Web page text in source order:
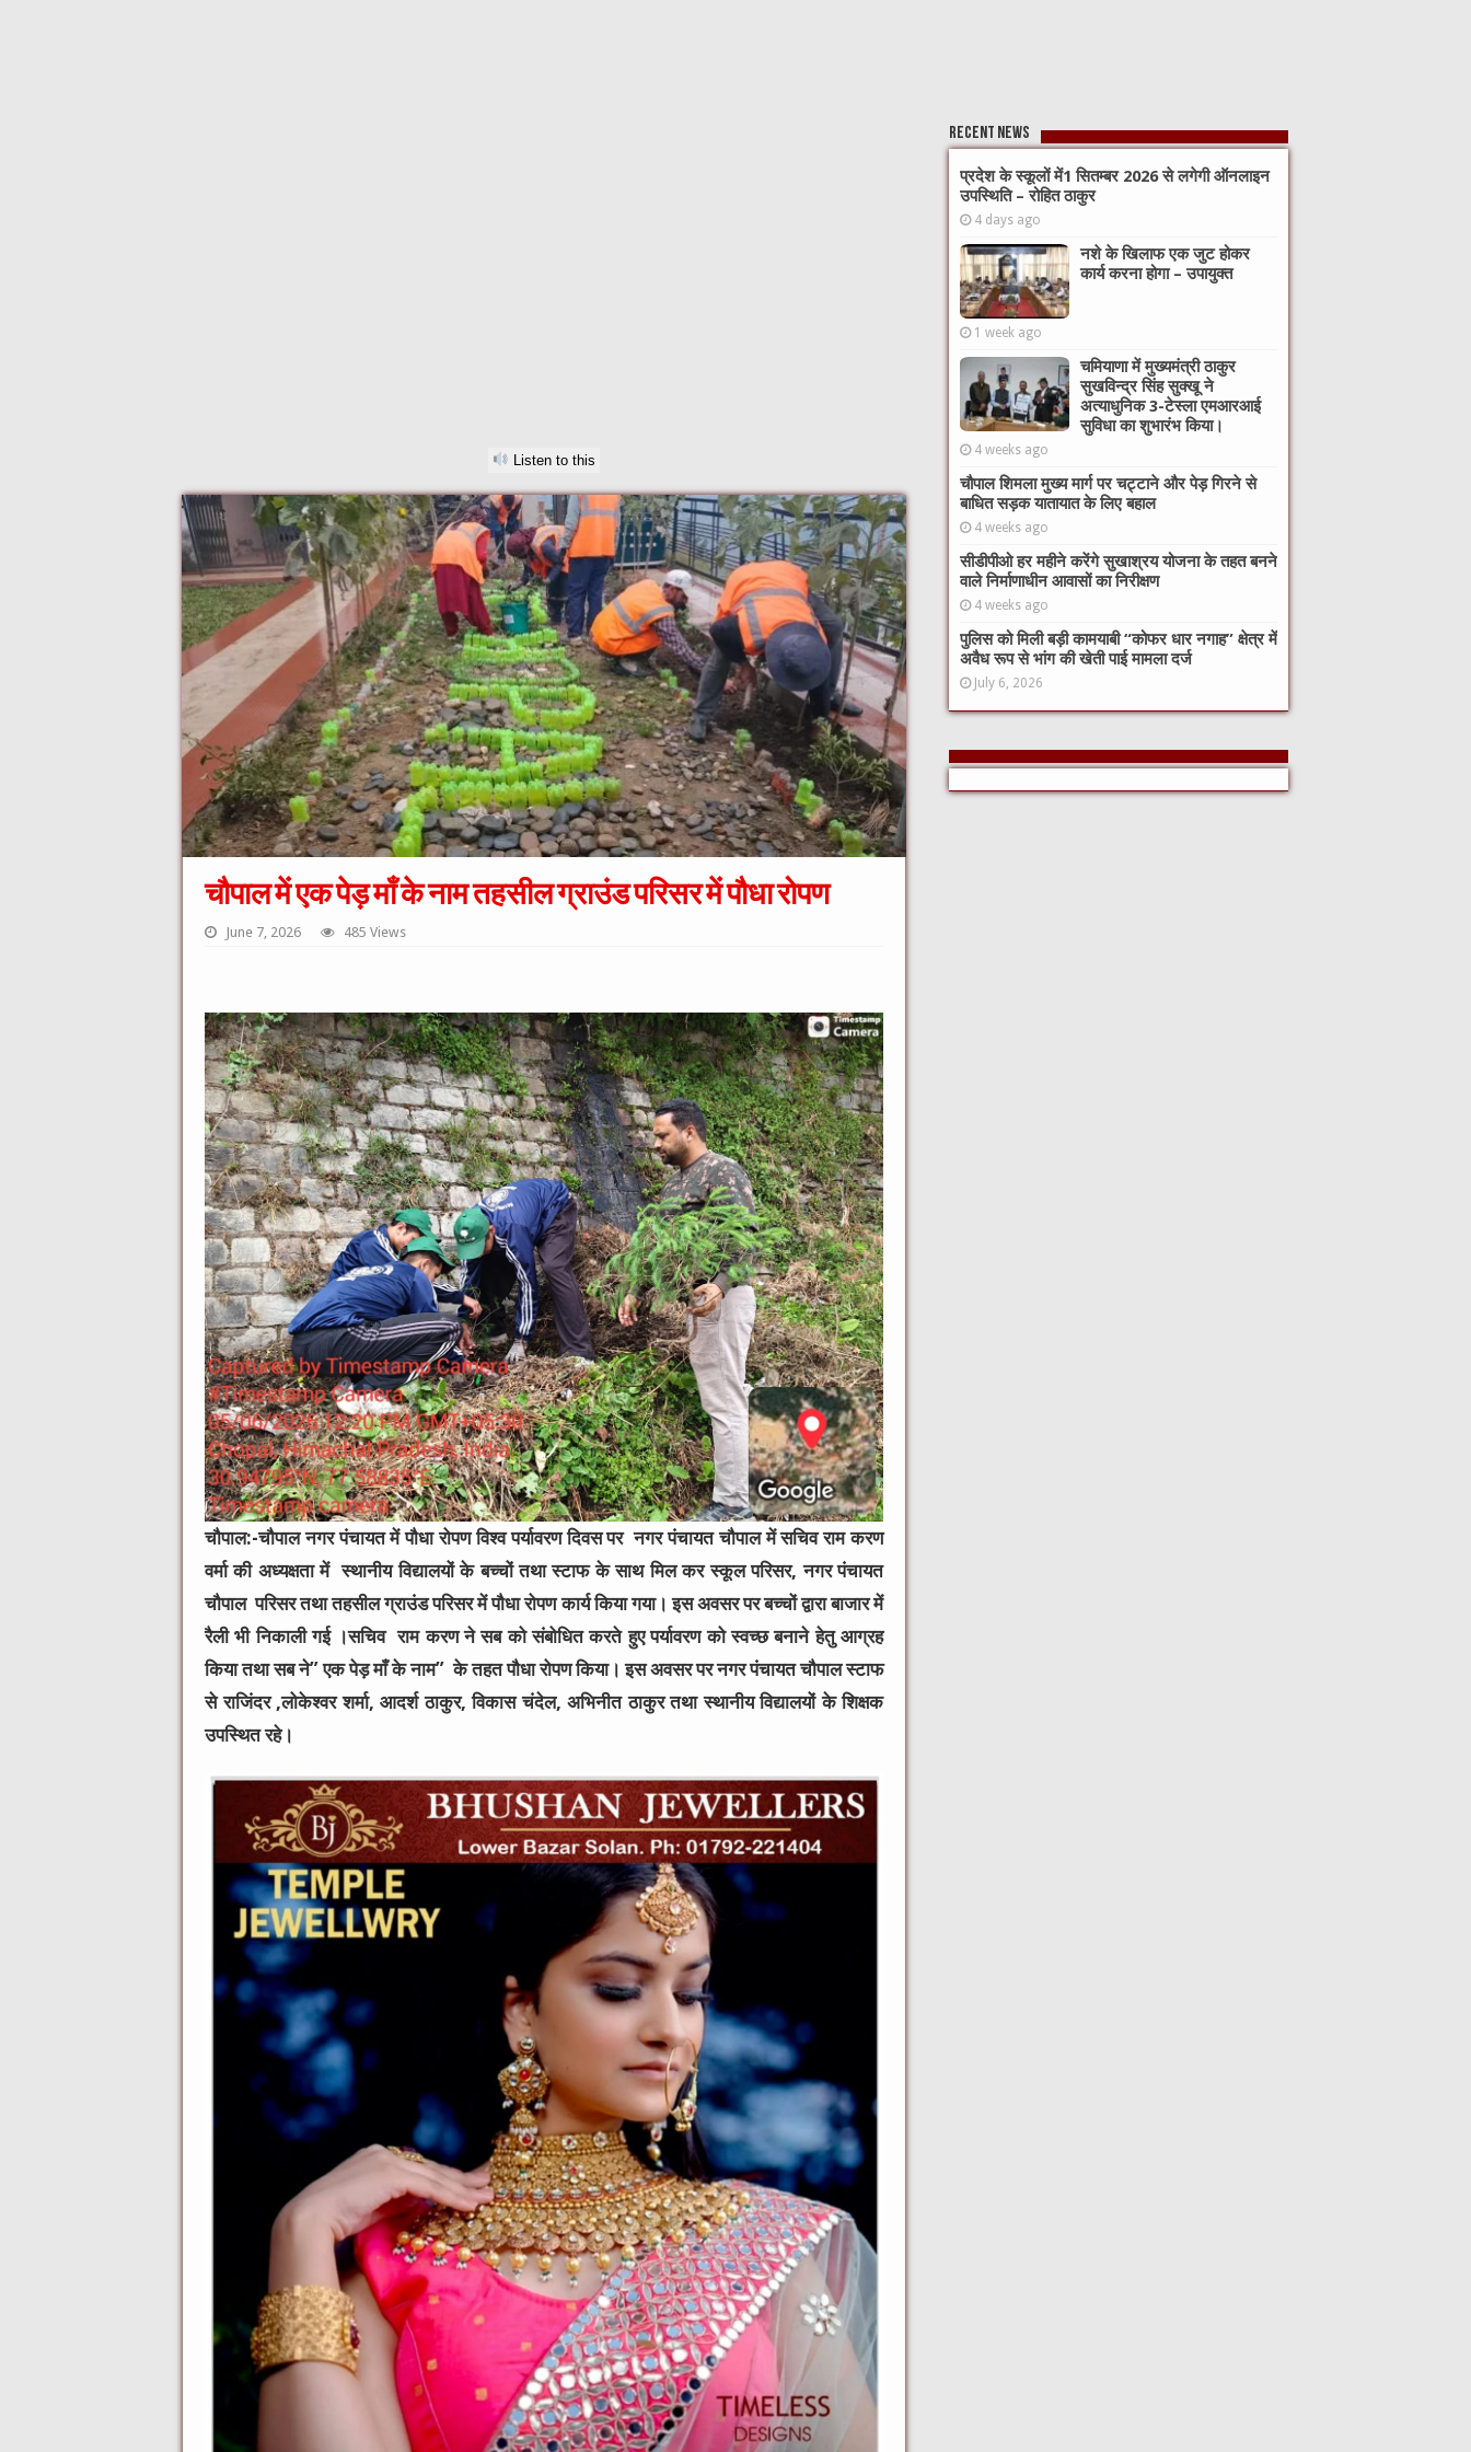
Listen to this
चौपाल में एक पेड़ माँ के नाम तहसील ग्राउंड परिसर में पौधा रोपण
June 7, 2026 485 Views
चौपाल:-चौपाल नगर पंचायत में पौधा रोपण विश्व पर्यावरण दिवस पर नगर पंचायत चौपाल में सचिव राम करण
वर्मा की अध्यक्षता में स्थानीय विद्यालयों के बच्चों तथा स्टाफ के साथ मिल कर स्कूल परिसर, नगर पंचायत
चौपाल परिसर तथा तहसील ग्राउंड परिसर में पौधा रोपण कार्य किया गया। इस अवसर पर बच्चों द्वारा बाजार में
रैली भी निकाली गई ।सचिव राम करण ने सब को संबोधित करते हुए पर्यावरण को स्वच्छ बनाने हेतु आग्रह
किया तथा सब ने” एक पेड़ माँ के नाम” के तहत पौधा रोपण किया। इस अवसर पर नगर पंचायत चौपाल स्टाफ
से राजिंदर ,लोकेश्वर शर्मा, आदर्श ठाकुर, विकास चंदेल, अभिनीत ठाकुर तथा स्थानीय विद्यालयों के शिक्षक
उपस्थित रहे।
Recent News
प्रदेश के स्कूलों में1 सितम्बर 2026 से लगेगी ऑनलाइन
उपस्थिति – रोहित ठाकुर
4 days ago
नशे के खिलाफ एक जुट होकर
कार्य करना होगा – उपायुक्त
1 week ago
चमियाणा में मुख्यमंत्री ठाकुर
सुखविन्द्र सिंह सुक्खू ने
अत्याधुनिक 3-टेस्ला एमआरआई
सुविधा का शुभारंभ किया।
4 weeks ago
चौपाल शिमला मुख्य मार्ग पर चट्टाने और पेड़ गिरने से
बाधित सड़क यातायात के लिए बहाल
4 weeks ago
सीडीपीओ हर महीने करेंगे सुखाश्रय योजना के तहत बनने
वाले निर्माणाधीन आवासों का निरीक्षण
4 weeks ago
पुलिस को मिली बड़ी कामयाबी “कोफर धार नगाह” क्षेत्र में
अवैध रूप से भांग की खेती पाई मामला दर्ज
July 6, 2026